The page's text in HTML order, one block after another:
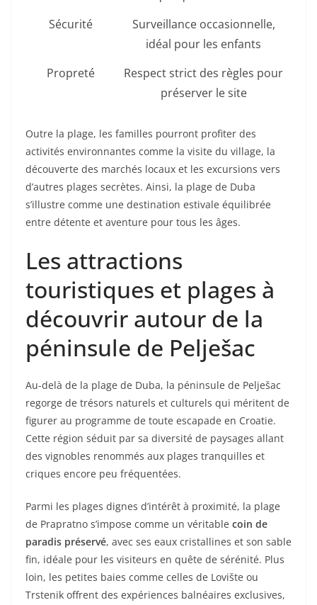
Sécurité
Surveillance occasionnelle,
idéal pour les enfants
Propreté
Respect strict des règles pour
préserver le site
Outre la plage, les familles pourront profiter des
activités environnantes comme la visite du village, la
découverte des marchés locaux et les excursions vers
d’autres plages secrètes. Ainsi, la plage de Duba
s’illustre comme une destination estivale équilibrée
entre détente et aventure pour tous les âges.
Les attractions
touristiques et plages à
découvrir autour de la
péninsule de Pelješac
Au-delà de la plage de Duba, la péninsule de Pelješac
regorge de trésors naturels et culturels qui méritent de
figurer au programme de toute escapade en Croatie.
Cette région séduit par sa diversité de paysages allant
des vignobles renommés aux plages tranquilles et
criques encore peu fréquentées.
Parmi les plages dignes d’intérêt à proximité, la plage
de Prapratno s’impose comme un véritable coin de
paradis préservé, avec ses eaux cristallines et son sable
fin, idéale pour les visiteurs en quête de sérénité. Plus
loin, les petites baies comme celles de Lovište ou
Trstenik offrent des expériences balnéaires exclusives,